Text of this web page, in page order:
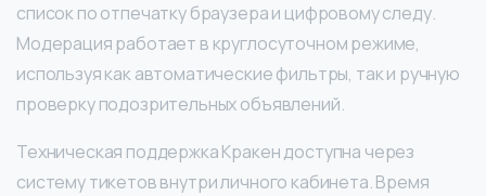
список по отпечатку браузера и цифровому следу.
Модерация работает в круглосуточном режиме,
используя как автоматические фильтры, так и ручную
проверку подозрительных объявлений.
Техническая поддержка Кракен доступна через
систему тикетов внутри личного кабинета. Время